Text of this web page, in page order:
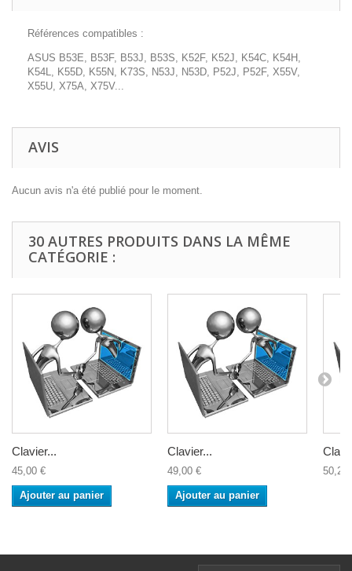
Références compatibles :
ASUS B53E, B53F, B53J, B53S, K52F, K52J, K54C, K54H,
K54L, K55D, K55N, K73S, N53J, N53D, P52J, P52F, X55V,
X55U, X75A, X75V...
AVIS
Aucun avis n'a été publié pour le moment.
30 AUTRES PRODUITS DANS LA MÊME
CATÉGORIE :
Clavier...
45,00 €
Ajouter au panier
Clavier...
49,00 €
Ajouter au panier
50,20